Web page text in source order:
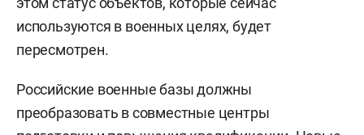
используются в военных целях, будет
пересмотрен.
Российские военные базы должны
преобразовать в совместные центры